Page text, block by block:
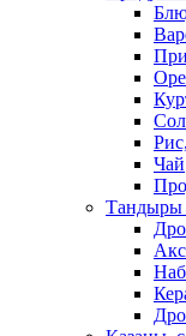
Чай
Тандыры